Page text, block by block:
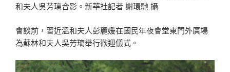
和夫人吳芳璃合影。新華社記者 謝環馳 攝
會談前，習近溫和夫人彭麗媛在國民年夜會堂東門外廣場
為蘇林和夫人吳芳璃舉行歡迎儀式。